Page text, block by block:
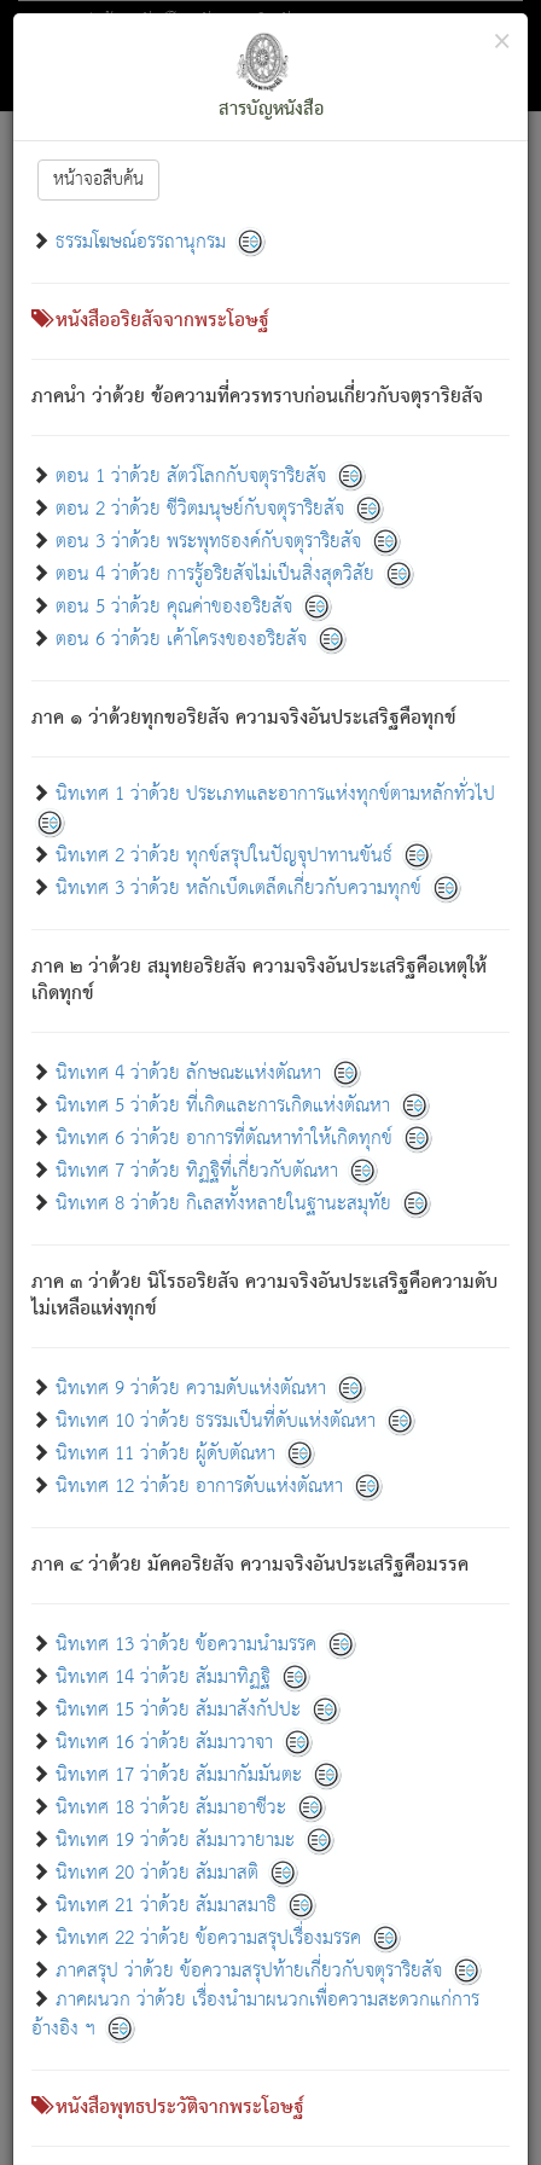
ตอน 1 ว่าด้วย สัตว์โลกกับจตุราริยสัจ
สารบัญ×
สารบัญหนังสือ
หน้าจอสืบค้น
ธรรมโฆษณ์อรรถานุกรม
หนังสืออริยสัจจากพระโอษฐ์
ภาคนำ ว่าด้วย ข้อความที่ควรทราบก่อนเกี่ยวกับจตุราริยสัจ
ตอน 1 ว่าด้วย สัตว์โลกกับจตุราริยสัจ
ตอน 2 ว่าด้วย ชีวิตมนุษย์กับจตุราริยสัจ
ตอน 3 ว่าด้วย พระพุทธองค์กับจตุราริยสัจ
ตอน 4 ว่าด้วย การรู้อริยสัจไม่เป็นสิ่งสุดวิสัย
ตอน 5 ว่าด้วย คุณค่าของอริยสัจ
ตอน 6 ว่าด้วย เค้าโครงของอริยสัจ
ภาค ๑ ว่าด้วยทุกขอริยสัจ ความจริงอันประเสริฐคือทุกข์
นิทเทศ 1 ว่าด้วย ประเภทและอาการแห่งทุกข์ตามหลักทั่วไป
นิทเทศ 2 ว่าด้วย ทุกข์สรุปในปัญจุปาทานขันธ์
นิทเทศ 3 ว่าด้วย หลักเบ็ดเตล็ดเกี่ยวกับความทุกข์
ภาค ๒ ว่าด้วย สมุทยอริยสัจ ความจริงอันประเสริฐคือเหตุให้
เกิดทุกข์
นิทเทศ 4 ว่าด้วย ลักษณะแห่งตัณหา
นิทเทศ 5 ว่าด้วย ที่เกิดและการเกิดแห่งตัณหา
นิทเทศ 6 ว่าด้วย อาการที่ตัณหาทำให้เกิดทุกข์
นิทเทศ 7 ว่าด้วย ทิฏฐิที่เกี่ยวกับตัณหา
นิทเทศ 8 ว่าด้วย กิเลสทั้งหลายในฐานะสมุทัย
ภาค ๓ ว่าด้วย นิโรธอริยสัจ ความจริงอันประเสริฐคือความดับ
ไม่เหลือแห่งทุกข์
นิทเทศ 9 ว่าด้วย ความดับแห่งตัณหา
นิทเทศ 10 ว่าด้วย ธรรมเป็นที่ดับแห่งตัณหา
นิทเทศ 11 ว่าด้วย ผู้ดับตัณหา
นิทเทศ 12 ว่าด้วย อาการดับแห่งตัณหา
ภาค ๔ ว่าด้วย มัคคอริยสัจ ความจริงอันประเสริฐคือมรรค
นิทเทศ 13 ว่าด้วย ข้อความนำมรรค
นิทเทศ 14 ว่าด้วย สัมมาทิฏฐิ
นิทเทศ 15 ว่าด้วย สัมมาสังกัปปะ
นิทเทศ 16 ว่าด้วย สัมมาวาจา
นิทเทศ 17 ว่าด้วย สัมมากัมมันตะ
นิทเทศ 18 ว่าด้วย สัมมาอาชีวะ
นิทเทศ 19 ว่าด้วย สัมมาวายามะ
นิทเทศ 20 ว่าด้วย สัมมาสติ
นิทเทศ 21 ว่าด้วย สัมมาสมาธิ
นิทเทศ 22 ว่าด้วย ข้อความสรุปเรื่องมรรค
ภาคสรุป ว่าด้วย ข้อความสรุปท้ายเกี่ยวกับจตุราริยสัจ
ภาคผนวก ว่าด้วย เรื่องนำมาผนวกเพื่อความสะดวกแก่การ
อ้างอิง ฯ
หนังสือพุทธประวัติจากพระโอษฐ์
Font :15 ]||
สัตว์โลกนี้ เกิดความเดือดร้อนแล้ว มีผัสสะบังหน้า
เขาสำคัญสิ่งใด โดยความเป็นประการใด แต่สิ่งนั้นย่อมเป็น
(ตามที่เป็นจริง) โดยประการอื่นจากที่เขาสำคัญนั้น
สัตว์โลกติดข้องอยู่ในภพ ถูกภพบังหน้าแล้ว มีภพโดยความ
เป็นอย่างอื่น (จากที่มันเป็นอยู่จริง) จึงได้เพลิดเพลินยิ่งนักในภพ
เขาเพลิดเพลินยิ่งนักในสิ่งใด สิ่งนั้นเป็นภัย (ที่เขาไม่รู้จัก)
เขากลัวต่อสิ่งใดสิ่งนั้นเป็นทุกข์
พรหมจรรย์นี้ อันบุคคลย่อมประพฤติ ก็เพื่อการละขาดซึ่ง
ภพ.
สมณะหรือพราหมณ์เหล่าใด กล่าวความหลุดพ้นจากภพว่า
มีได้เพราะภพ เรากล่าวว่า สมณะหรือพราหมณ์ทั้งปวงนั้น
มิใช่ผู้หลดพ้นจากภพ.
ภพ ว่ามีได้เพราะวิภพ[2]: เรากล่าวว่า สมณะหรือพราหมณ์ทั้ง
ปวงนั้น ก็ยังสลัดภพออกไปไม่ได้.
ก็ทุกข์นี้มีขึ้น เพราะอาศัยซึ่งอุปธิทั้งปวง.
เพราะความสิ้นไปแห่งอุปาทานทั้งปวง ความเกิดขึ้นแห่ง
ทุกข์จึงไม่มี.
ท่านจงดูโลกนี้เถิด (จะเห็นว่า) สัตว์ทั้งหลายอันอวิชาหนา
แน่นบังหนาแล้ว; และว่า สัตว์ผู้ยินดีในภพอันเป็นแล้วนั้น ย่อม
อันเป็นไปในที่หรือเวลาทั้งปวง[3]เพื่อความมีแห่งประโยชน์โดย
ประการทั้งปวง; ภพทั้งหลายทั้งหมดนั้น ไม่เที่ยง เป็นทุกข์ มี
ความแปรปรวนเป็นธรรมดา.
อย่างนี้อยู่; เขาย่อมละภวตัณหาได้ และไม่เพลิดเพลินวิภวตัณหา
ด้วย.
ความดับเพราะความสำรอกไม่เหลือ (แห่งภพทั้งหลาย)
เพราะความสิ้นไปแห่งตัณหาโดยประการทั้งปวง นั้นคือ
นิพพาน.
ภพใหม่ย่อมไม่มีแก่ภิกษุนั้น ผู้ดับเย็นสนิทแล้ว เพราะไม่มี
ภิกษุนั้น เป็นผู้ครอบงำมารได้แล้ว ชนะสงครามแล้ว ก้าวล่วง
ภพทั้งหลายทั้งปวงได้แล้ว เป็นผู้คงที่ (คือไม่เปลี่ยนแปลงอีกต่อ
- อุ.ขุ. ๒๕/๑๒๑/๘๔.
(ข้อความนี้ เป็นพระพุทธอุทานที่ทรงเปล่งออก ที่โคนต้นโพธิ์
เป็นที่ตรัสรู้ เมื่อตรัสรู้แล้วได้ 7 วัน)
เกี่ยวกับธรรมโฆษณ์ออนไลน์ (Disclaimer)
แม้ระบบ "ธรรมโฆษณ์ออนไลน์" พยายามปรับปรุงข้อมูลให้ถูกต้องมากที่สุด
ผู้ศึกษาก็พึงตรวจสอบกับตัวเล่มหนังสือต้นฉบับ ที่มีการพิมพ์ครั้งล่าสุด
ก่อนนำข้อมูลไปใช้ในการอ้างอิง"
เกี่ยวกับอัตถจารี|เกี่ยวกับการพัฒนา|แจ้งข้อผิดพลาด / แนะนำ
หนังสือที่เกี่ยวข้อง